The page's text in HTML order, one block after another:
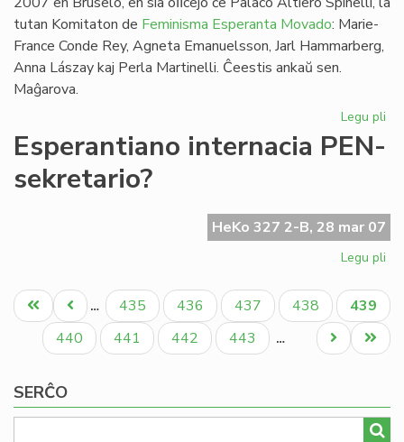
tutan Komitaton de Feminisma Esperanta Movado: Marie-
France Conde Rey, Agneta Emanuelsson, Jarl Hammarberg,
Anna Lászay kaj Perla Martinelli. Ĉeestis ankaŭ sen.
Maĝarova.
Legu pli
Esperantiano internacia PEN-
sekretario?
HeKo 327 2-B, 28 mar 07
Legu pli
Pagination
Unua
paĝo
Antaŭa
paĝo
… Paĝo
435 Paĝo
436 Paĝo
437 Paĝo
438
Aktuala
paĝo
439
Paĝo
440 Paĝo
441 Paĝo
442 Paĝo
443 …
Last
page
Next
page
SERĈO